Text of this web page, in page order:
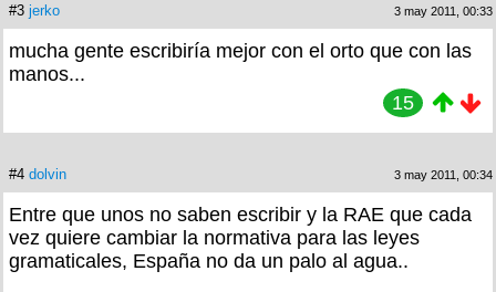
#3 jerko 3 may 2011, 00:33
mucha gente escribiría mejor con el orto que con las
manos...
15
#4 dolvin 3 may 2011, 00:34
Entre que unos no saben escribir y la RAE que cada
vez quiere cambiar la normativa para las leyes
gramaticales, España no da un palo al agua..